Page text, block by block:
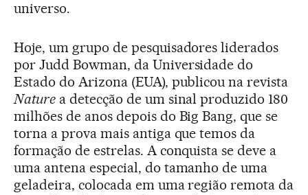
universo.
Hoje, um grupo de pesquisadores liderados
por Judd Bowman, da Universidade do
Estado do Arizona (EUA), publicou na revista
Naturea detecção de um sinal produzido 180
milhões de anos depois do Big Bang, que se
torna a prova mais antiga que temos da
formação de estrelas. A conquista se deve a
uma antena especial, do tamanho de uma
geladeira, colocada em uma região remota da